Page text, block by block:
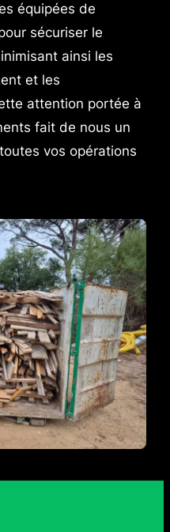
équipées de
sécuriser le
ainsi les
et les
attention portée à
fait de nous un
vos opérations